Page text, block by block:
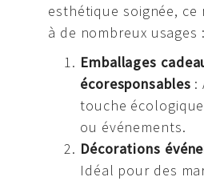
esthétique soignée, ce
à de nombreux usages :
Emballages
écoresponsables :
touche
ou événements.
Décorations
Idéal pour des